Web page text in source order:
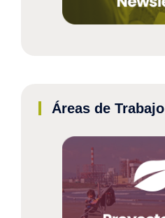
Áreas de Trabajo